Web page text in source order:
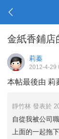
金紙香鋪店
莉蓁
2012-4-29
本帖最後由 莉
靜竹林 發表於
自從我被公司
上面的一起拖